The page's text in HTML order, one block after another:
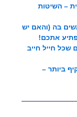
– השיטות
בה (והאם יש
אתכם!
שכל חייל חייב
ביותר –